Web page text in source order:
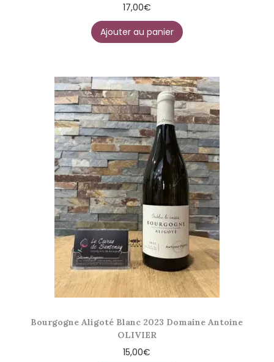
17,00€
Ajouter au panier
Bourgogne Aligoté Blanc 2023 Domaine Antoine
OLIVIER
15,00€